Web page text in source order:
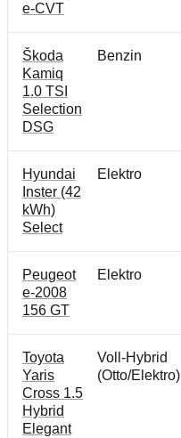
e-CVT
Škoda
Kamiq
1.0 TSI
Selection
DSG
Benzin
Hyundai
Inster (42
kWh)
Select
Elektro
Peugeot
e-2008
156 GT
Elektro
Toyota
Yaris
Cross 1.5
Hybrid
Elegant
Voll-Hybrid
(Otto/Elektro)